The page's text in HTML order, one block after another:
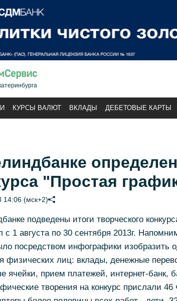
КУРСЫ ВАЛЮТ ВКЛАДЫ ДЕБЕТОВЫЕ КАРТЫ
"Простая
14:06 (мск+2)
подведены итоги творческого
с 1 августа по 30 сентября 2013г.
посредством инфографики изобразить
физических лиц: вклады, денежные
ячейки, прием платежей, интернет-банк,
творения на конкурс прислали 46